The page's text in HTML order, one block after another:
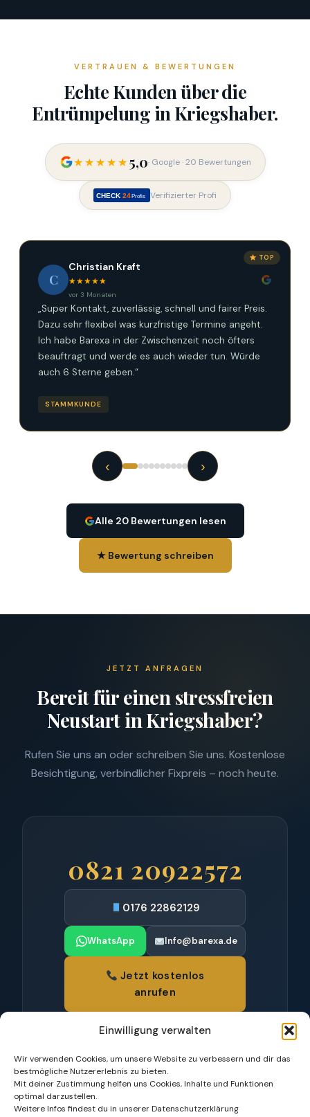
Einwilligung verwalten
Wir verwenden Cookies, um unsere Website zu verbessern und dir das
bestmögliche Nutzererlebnis zu bieten.
Mit deiner Zustimmung helfen uns Cookies, Inhalte und Funktionen
optimal darzustellen.
Weitere Infos findest du in unserer Datenschutzerklärung
VERTRAUEN & BEWERTUNGEN
Echte Kunden über die
Entrümpelung in Kriegshaber.
★★★★★5,0· Google · 20 Bewertungen
CHECK 24 Profis Verifizierter Profi
TOP
C
Christian Kraft
★★★★★
vor 3 Monaten
„Super Kontakt, zuverlässig, schnell und fairer Preis.
Dazu sehr flexibel was kurzfristige Termine angeht.
Ich habe Barexa in der Zwischenzeit noch öfters
beauftragt und werde es auch wieder tun. Würde
auch 6 Sterne geben.“
STAMMKUNDE
‹ ›
Alle 20 Bewertungen lesen
★ Bewertung schreiben
JETZT ANFRAGEN
Bereit für einen stressfreien
Neustart in Kriegshaber?
Rufen Sie uns an oder schreiben Sie uns. Kostenlose
Besichtigung, verbindlicher Fixpreis – noch heute.
0821 20922572
0176 22862129
WhatsApp Info@barexa.de
Jetzt kostenlos
anrufen
86199 Augsburg
und Umgebung